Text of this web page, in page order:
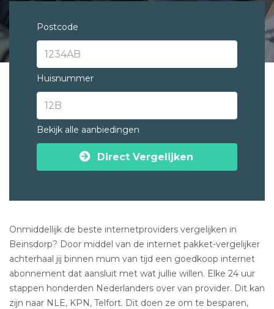
Postcode
Huisnummer
Bekijk alle aanbiedingen
Direct Vergelijken
Onmiddellijk de beste internetproviders vergelijken in
Beinsdorp? Door middel van de internet pakket-vergelijker
achterhaal jij binnen mum van tijd een goedkoop internet
abonnement dat aansluit met wat jullie willen. Elke 24 uur
stappen honderden Nederlanders over van provider. Dit kan
zijn naar NLE, KPN, Telfort. Dit doen ze om te besparen,